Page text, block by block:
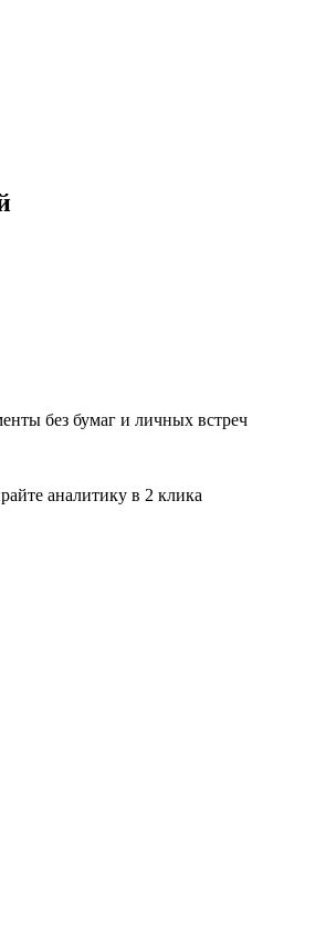
без бумаг и личных встреч
аналитику в 2 клика